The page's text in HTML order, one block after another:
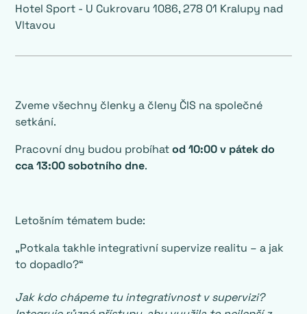
Hotel Sport - U Cukrovaru 1086, 278 01 Kralupy nad
Vltavou
Zveme všechny členky a členy ČIS na společné
setkání.
Pracovní dny budou probíhatod 10:00 v pátek do
cca 13:00 sobotního dne.
Letošním tématem bude:
„Potkala takhle integrativní supervize realitu – a jak
to dopadlo?“
Jak kdo chápeme tu integrativnost v supervizi?